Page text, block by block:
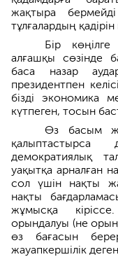
жақтыра
тұлғалардың
Бір
алғашқы сөзінде
баса назар
президентпен
бізді экономика
күтпеген, тосын
Өз басым
қалыптастырса
демократиялық
уақытқа арналған
сол үшін нақты
нақты
жұмысқа
орындалуы (не
өз бағасын
жауапкершілік